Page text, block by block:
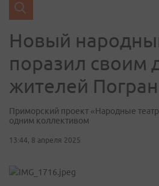
Новый
поразил своим
жителей
Приморский проект «Народные
одним коллективом
13:44, 8 апреля 2025